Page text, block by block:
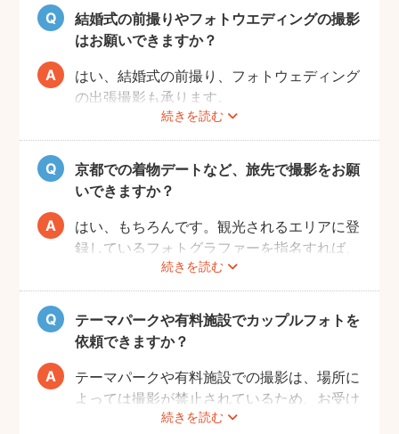
ロのフォトグラファーをじっくりと選べるの
で、お二人とも安心して撮影することができ
ます。
結婚式の前撮りやフォトウエディングの撮影
はお願いできますか？
続きを読む
はい、結婚式の前撮り、フォトウェディング
の出張撮影も承ります。
fotowaでは衣装レンタル・着付け・ヘアメ
イクなどのオプションをご用意しておりませ
んので、お客様自身でご用意くださいませ。
京都での着物デートなど、旅先で撮影をお願
いできますか？
続きを読む
はい、もちろんです。観光されるエリアに登
録しているフォトグラファーを指名すれば、
旅行先でも撮影できます。
お好きな時間帯に撮影もできるので、是非と
も思い出に残るデートプランにしてください
ね！
テーマパークや有料施設でカップルフォトを
依頼できますか？
続きを読む
テーマパークや有料施設での撮影は、場所に
よっては撮影が禁止されているため、お受け
できない場合がございます。